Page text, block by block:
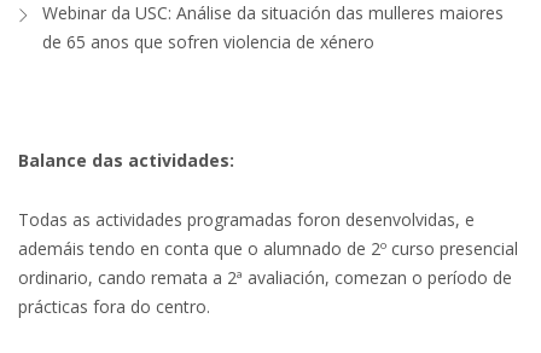
Webinar da USC: Análise da situación das mulleres maiores
de 65 anos que sofren violencia de xénero
Balance das actividades:
Todas as actividades programadas foron desenvolvidas, e
ademáis tendo en conta que o alumnado de 2º curso presencial
ordinario, cando remata a 2ª avaliación, comezan o período de
prácticas fora do centro.